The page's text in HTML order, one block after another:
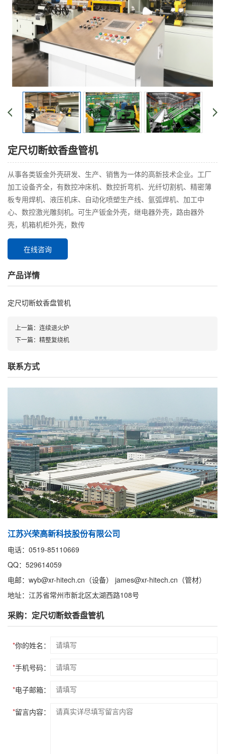
定尺切断蚊香盘管机
从事各类钣金外壳研发、生产、销售为一体的高新技术企业。工厂
加工设备齐全，有数控冲床机、数控折弯机、光纤切割机、精密薄
板专用焊机、液压机床、自动化喷塑生产线、氩弧焊机、加工中
心、数控激光雕刻机。可生产钣金外壳，继电器外壳，路由器外
壳，机箱机柜外壳，数传
在线咨询
产品详情
定尺切断蚊香盘管机
上一篇： 连续退火炉
下一篇： 精整复绕机
联系方式
江苏兴荣高新科技股份有限公司
电话：0519-85110669
QQ：529614059
电邮：wyb@xr-hitech.cn（设备） james@xr-hitech.cn（管材）
地址：江苏省常州市新北区太湖西路108号
采购：定尺切断蚊香盘管机
*你的姓名：
*手机号码：
*电子邮箱：
*留言内容：